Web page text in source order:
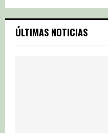
c
h
ÚLTIMAS NOTICIAS